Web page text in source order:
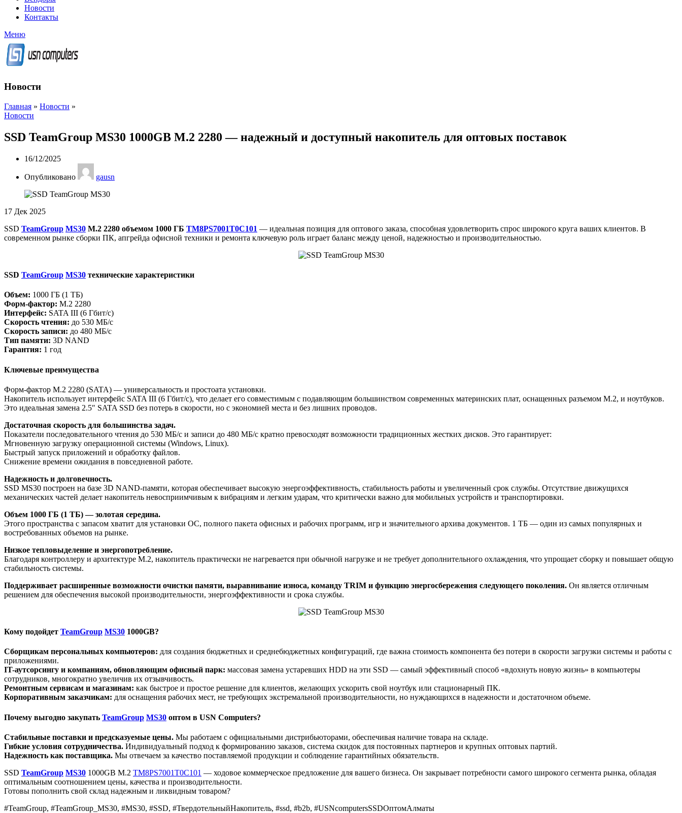
Новости
Контакты
Меню
Новости
Главная » Новости »
Новости
SSD TeamGroup MS30 1000GB M.2 2280 — надежный и доступный накопитель для оптовых поставок
16/12/2025
Опубликовано gausn
17 Дек 2025
SSD TeamGroup MS30 M.2 2280 объемом 1000 ГБ TM8PS7001T0C101 — идеальная позиция для оптового заказа, способная удовлетворить спрос широкого круга ваших клиентов. В
современном рынке сборки ПК, апгрейда офисной техники и ремонта ключевую роль играет баланс между ценой, надежностью и производительностью.
SSD TeamGroup MS30 технические характеристики
Объем: 1000 ГБ (1 ТБ)
Форм-фактор: M.2 2280
Интерфейс: SATA III (6 Гбит/с)
Скорость чтения: до 530 МБ/с
Скорость записи: до 480 МБ/с
Тип памяти: 3D NAND
Гарантия: 1 год
Ключевые преимущества
Форм-фактор M.2 2280 (SATA) — универсальность и простоата установки.
Накопитель использует интерфейс SATA III (6 Гбит/с), что делает его совместимым с подавляющим большинством современных материнских плат, оснащенных разъемом M.2, и ноутбуков.
Это идеальная замена 2.5″ SATA SSD без потерь в скорости, но с экономией места и без лишних проводов.
Достаточная скорость для большинства задач.
Показатели последовательного чтения до 530 МБ/с и записи до 480 МБ/с кратно превосходят возможности традиционных жестких дисков. Это гарантирует:
Мгновенную загрузку операционной системы (Windows, Linux).
Быстрый запуск приложений и обработку файлов.
Снижение времени ожидания в повседневной работе.
Надежность и долговечность.
SSD MS30 построен на базе 3D NAND-памяти, которая обеспечивает высокую энергоэффективность, стабильность работы и увеличенный срок службы. Отсутствие движущихся
механических частей делает накопитель невосприимчивым к вибрациям и легким ударам, что критически важно для мобильных устройств и транспортировки.
Объем 1000 ГБ (1 ТБ) — золотая середина.
Этого пространства с запасом хватит для установки ОС, полного пакета офисных и рабочих программ, игр и значительного архива документов. 1 ТБ — один из самых популярных и
востребованных объемов на рынке.
Низкое тепловыделение и энергопотребление.
Благодаря контроллеру и архитектуре M.2, накопитель практически не нагревается при обычной нагрузке и не требует дополнительного охлаждения, что упрощает сборку и повышает общую
стабильность системы.
Поддерживает расширенные возможности очистки памяти, выравнивание износа, команду TRIM и функцию энергосбережения следующего поколения. Он является отличным
решением для обеспечения высокой производительности, энергоэффективности и срока службы.
Кому подойдет TeamGroup MS30 1000GB?
Сборщикам персональных компьютеров: для создания бюджетных и среднебюджетных конфигураций, где важна стоимость компонента без потери в скорости загрузки системы и работы с
приложениями.
IT-аутсорсингу и компаниям, обновляющим офисный парк: массовая замена устаревших HDD на эти SSD — самый эффективный способ «вдохнуть новую жизнь» в компьютеры
сотрудников, многократно увеличив их отзывчивость.
Ремонтным сервисам и магазинам: как быстрое и простое решение для клиентов, желающих ускорить свой ноутбук или стационарный ПК.
Корпоративным заказчикам: для оснащения рабочих мест, не требующих экстремальной производительности, но нуждающихся в надежности и достаточном объеме.
Почему выгодно закупать TeamGroup MS30 оптом в USN Computers?
Стабильные поставки и предсказуемые цены. Мы работаем с официальными дистрибьюторами, обеспечивая наличие товара на складе.
Гибкие условия сотрудничества. Индивидуальный подход к формированию заказов, система скидок для постоянных партнеров и крупных оптовых партий.
Надежность как поставщика. Мы отвечаем за качество поставляемой продукции и соблюдение гарантийных обязательств.
SSD TeamGroup MS30 1000GB M.2 TM8PS7001T0C101 — ходовое коммерческое предложение для вашего бизнеса. Он закрывает потребности самого широкого сегмента рынка, обладая
оптимальным соотношением цены, качества и производительности.
Готовы пополнить свой склад надежным и ликвидным товаром?
#TeamGroup, #TeamGroup_MS30, #MS30, #SSD, #ТвердотельныйНакопитель, #ssd, #b2b, #USNcomputersSSDОптомАлматы